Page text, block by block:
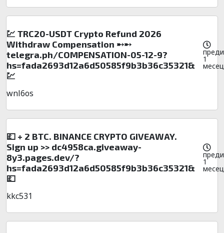
💹 TRC20-USDT Crypto Refund 2026
Withdraw Compensation ➸➸
telegra.ph/COMPENSATION-05-12-9?
hs=fada2693d12a6d50585f9b3b36c35321&
💹
преди
1
месец
wnl6os
💷 + 2 BTC. BINANCE CRYPTO GIVEAWAY.
Sign up >> dc4958ca.giveaway-
8y3.pages.dev/?
hs=fada2693d12a6d50585f9b3b36c35321&
💷
преди
1
месец
kkc531